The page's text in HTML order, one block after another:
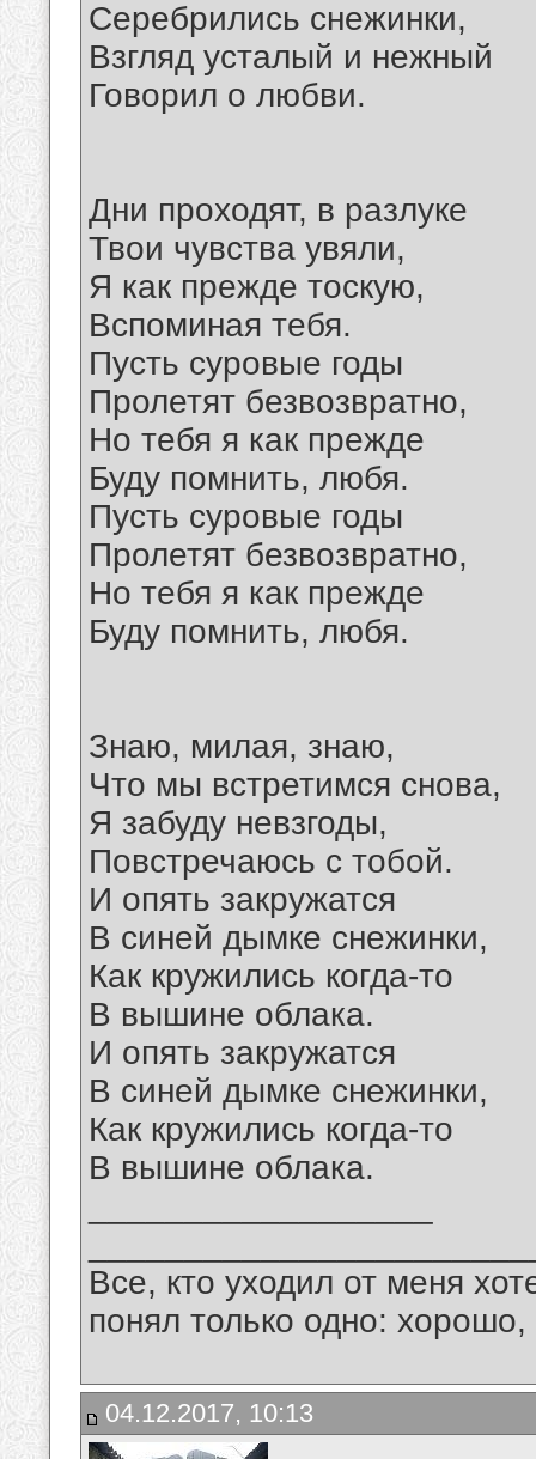
Серебрились снежинки,
Взгляд усталый и нежный
Говорил о любви.
Дни проходят, в разлуке
Твои чувства увяли,
Я как прежде тоскую,
Вспоминая тебя.
Пусть суровые годы
Пролетят безвозвратно,
Но тебя я как прежде
Буду помнить, любя.
Пусть суровые годы
Пролетят безвозвратно,
Но тебя я как прежде
Буду помнить, любя.
Знаю, милая, знаю,
Что мы встретимся снова,
Я забуду невзгоды,
Повстречаюсь с тобой.
И опять закружатся
В синей дымке снежинки,
Как кружились когда-то
В вышине облака.
И опять закружатся
В синей дымке снежинки,
Как кружились когда-то
В вышине облака.
Все, кто уходил от меня
понял только одно:
04.12.2017, 10:13